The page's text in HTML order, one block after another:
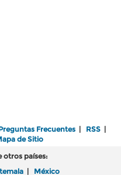
Frecuentes | RSS |
de Sitio
otros países:
| México